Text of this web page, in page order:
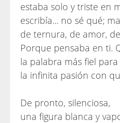
estaba solo y triste en
escribía... no sé qué;
de ternura, de amor,
Porque pensaba en ti.
la palabra más fiel
la infinita pasión con
De pronto, silenciosa,
una figura blanca y